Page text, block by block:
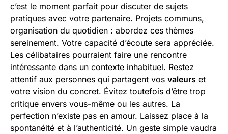
c’est le moment parfait pour discuter de sujets
pratiques avec votre partenaire. Projets communs,
organisation du quotidien : abordez ces thèmes
sereinement. Votre capacité d’écoute sera appréciée.
Les célibataires pourraient faire une rencontre
intéressante dans un contexte inhabituel. Restez
attentif aux personnes qui partagent vos valeurs et
votre vision du concret. Évitez toutefois d’être trop
critique envers vous-même ou les autres. La
perfection n’existe pas en amour. Laissez place à la
spontanéité et à l’authenticité. Un geste simple vaudra